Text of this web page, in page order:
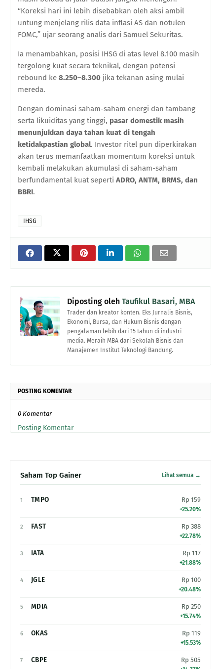
“Koreksi hari ini lebih disebabkan oleh aksi ambil
untung menjelang rilis data inflasi AS dan notulen
FOMC,” ujar seorang analis dari Samuel Sekuritas.
Ia menambahkan, posisi IHSG di atas level 8.100 masih
tergolong kuat secara teknikal, dengan potensi
rebound ke 8.250–8.300 jika tekanan asing mulai
mereda.
Dengan dominasi saham-saham energi dan tambang
serta likuiditas yang tinggi, pasar domestik masih
menunjukkan daya tahan kuat di tengah
ketidakpastian global. Investor ritel pun diperkirakan
akan terus memanfaatkan momentum koreksi untuk
kembali melakukan akumulasi di saham-saham
berfundamental kuat seperti ADRO, ANTM, BRMS, dan
BBRI.
IHSG
Diposting oleh Taufikul Basari, MBA
Trader dan kreator konten. Eks Jurnalis Bisnis,
Ekonomi, Bursa, dan Hukum Bisnis dengan
pengalaman lebih dari 15 tahun di industri
media. Meraih MBA dari Sekolah Bisnis dan
Manajemen Institut Teknologi Bandung.
POSTING KOMENTAR
0 Komentar
Posting Komentar
Saham Top Gainer Lihat semua →
1 TMPO Rp 159
+25.20%
2 FAST Rp 388
+22.78%
3 IATA Rp 117
+21.88%
4 JGLE Rp 100
+20.48%
5 MDIA Rp 250
+15.74%
6 OKAS Rp 119
+15.53%
7 CBPE Rp 505